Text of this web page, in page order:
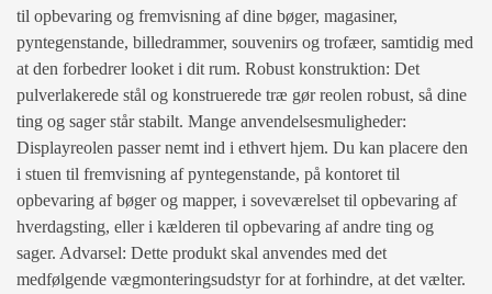
til opbevaring og fremvisning af dine bøger, magasiner,
pyntegenstande, billedrammer, souvenirs og trofæer, samtidig med
at den forbedrer looket i dit rum. Robust konstruktion: Det
pulverlakerede stål og konstruerede træ gør reolen robust, så dine
ting og sager står stabilt. Mange anvendelsesmuligheder:
Displayreolen passer nemt ind i ethvert hjem. Du kan placere den
i stuen til fremvisning af pyntegenstande, på kontoret til
opbevaring af bøger og mapper, i soveværelset til opbevaring af
hverdagsting, eller i kælderen til opbevaring af andre ting og
sager. Advarsel: Dette produkt skal anvendes med det
medfølgende vægmonteringsudstyr for at forhindre, at det vælter.